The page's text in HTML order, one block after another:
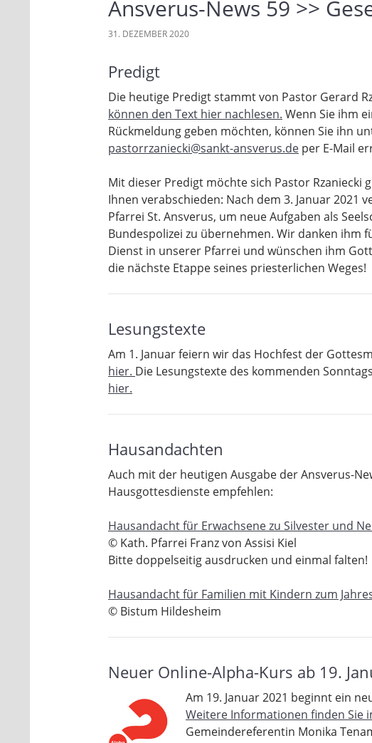
Ansverus-News 59 >>
31. DEZEMBER 2020
Predigt
Die heutige Predigt stammt von Pastor Gerard
können den Text hier nachlesen. Wenn Sie ihm
Rückmeldung geben möchten, können Sie ihn
pastorrzaniecki@sankt-ansverus.de per E-Mail
Mit dieser Predigt möchte sich Pastor Rzaniecki
Ihnen verabschieden: Nach dem 3. Januar 2021
Pfarrei St. Ansverus, um neue Aufgaben als
Bundespolizei zu übernehmen. Wir danken ihm
Dienst in unserer Pfarrei und wünschen ihm
die nächste Etappe seines priesterlichen Weges!
Lesungstexte
Am 1. Januar feiern wir das Hochfest der
hier. Die Lesungstexte des kommenden
hier.
Hausandachten
Auch mit der heutigen Ausgabe der Ansverus-
Hausgottesdienste empfehlen:
Hausandacht für Erwachsene zu Silvester und
© Kath. Pfarrei Franz von Assisi Kiel
Bitte doppelseitig ausdrucken und einmal falten!
Hausandacht für Familien mit Kindern zum
© Bistum Hildesheim
Neuer Online-Alpha-Kurs ab 19.
Am 19. Januar 2021 beginnt ein
Weitere Informationen finden Sie
Gemeindereferentin Monika